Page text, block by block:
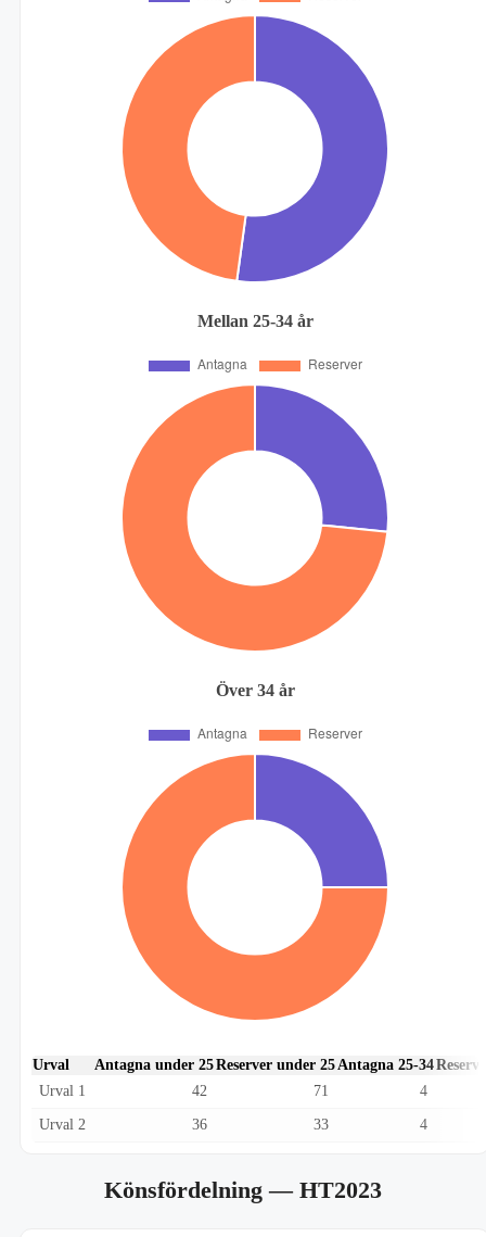
Mellan 25-34 år
Över 34 år
Urval Antagna under 25Reserver under 25 Antagna 25-34
Urval 1
42 71 4
Urval 2 36 33 4
Könsfördelning— HT2023